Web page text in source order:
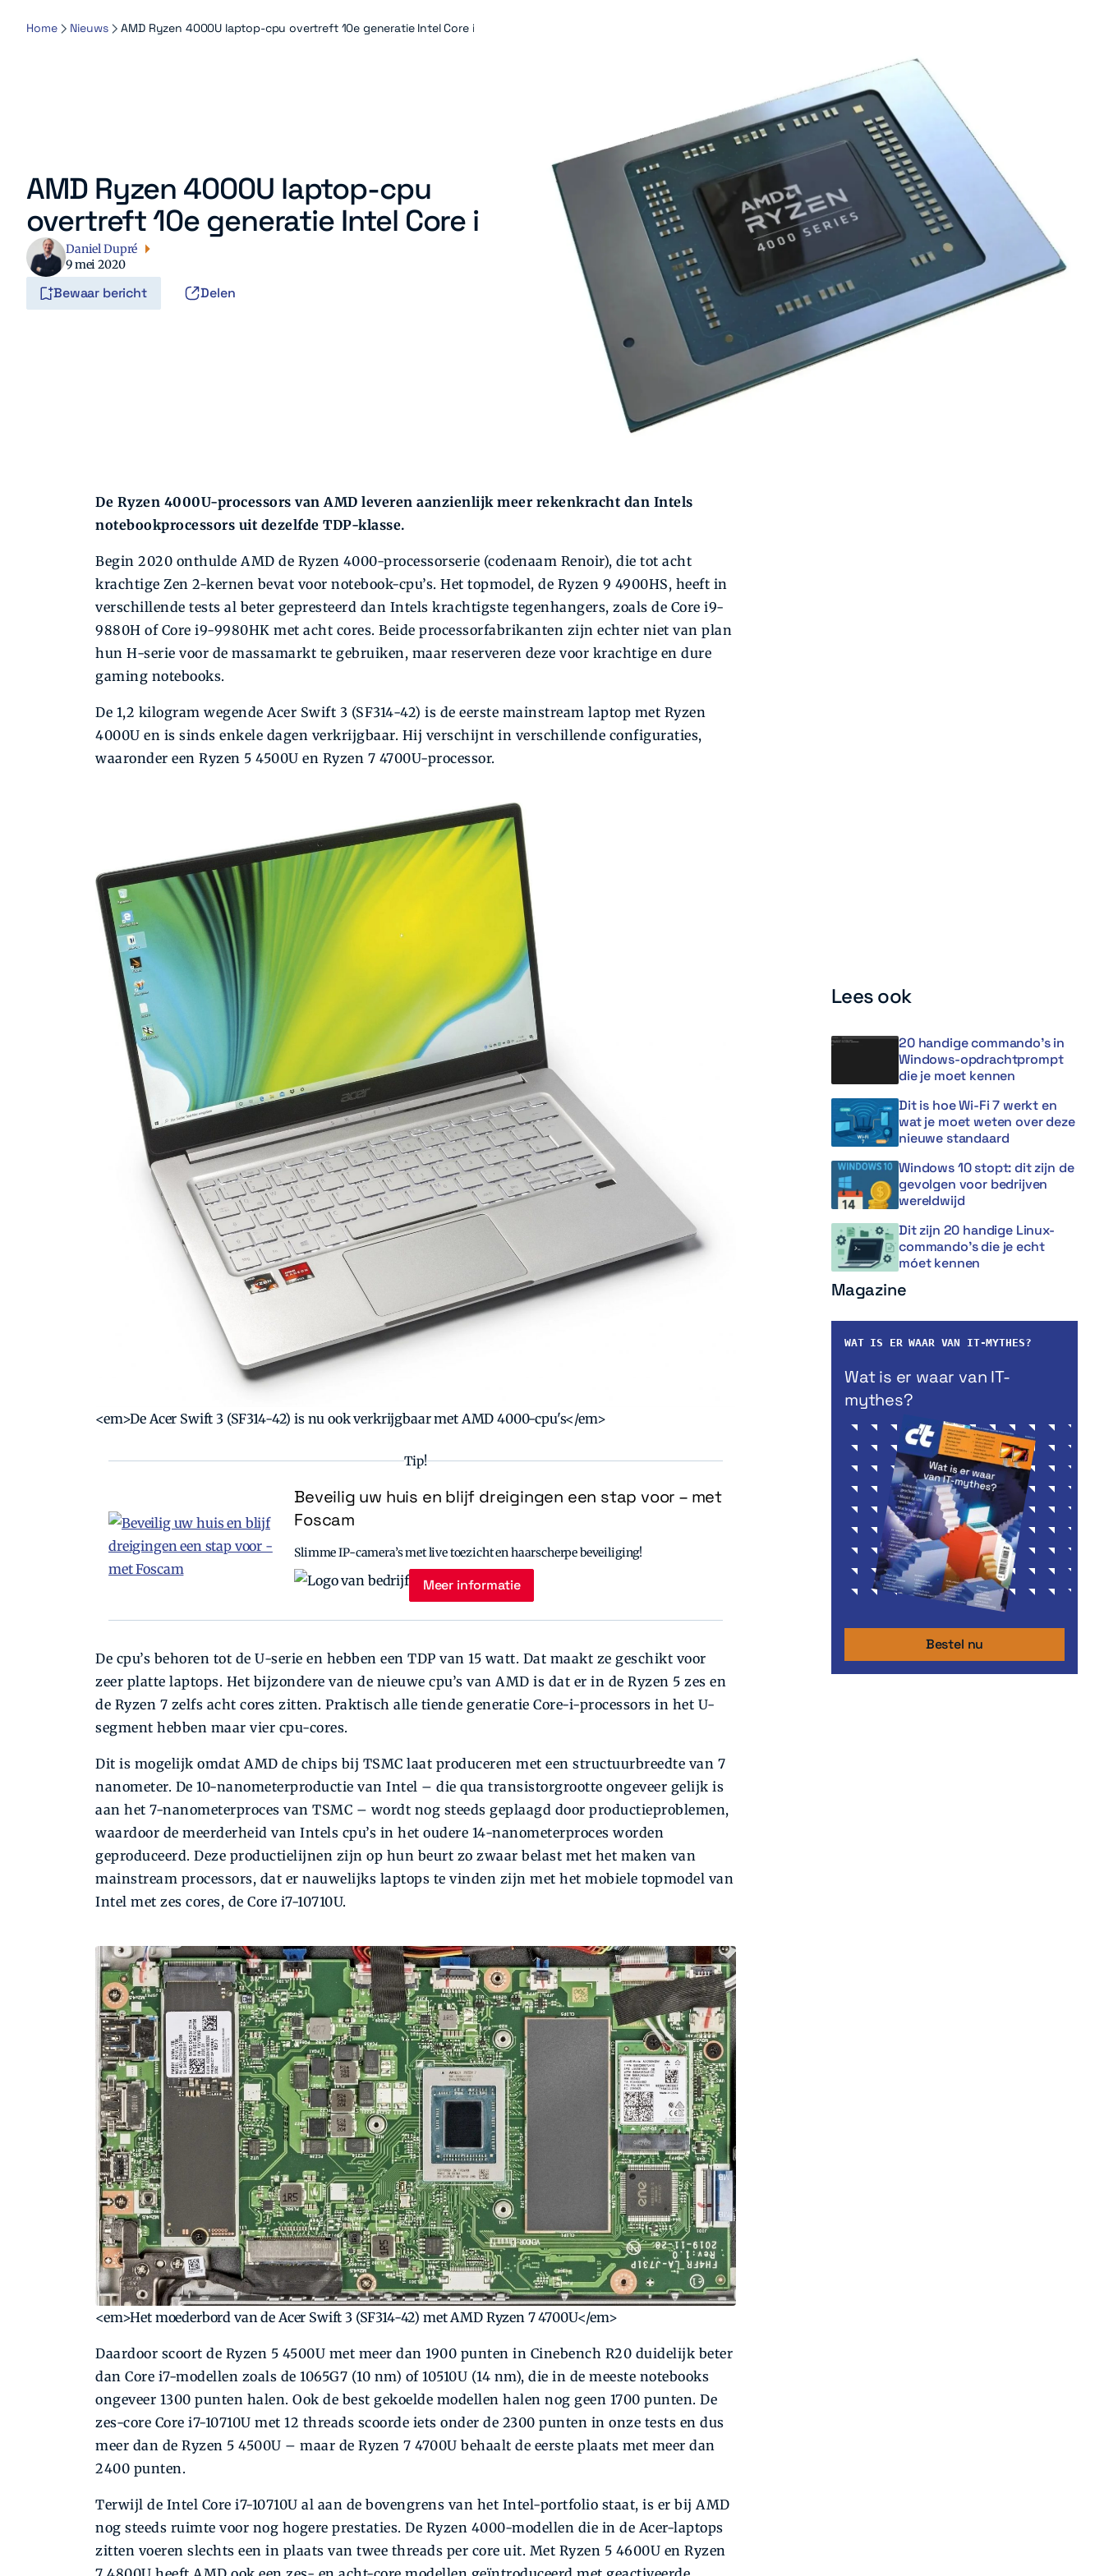
Home Nieuws AMD Ryzen 4000U laptop-cpu overtreft 10e generatie Intel Core i
AMD Ryzen 4000U laptop-cpu
overtreft 10e generatie Intel Core i
Daniel Dupré
9 mei 2020
Bewaar bericht Delen
De Ryzen 4000U-processors van AMD leveren aanzienlijk meer rekenkracht dan Intels
notebookprocessors uit dezelfde TDP-klasse.
Begin 2020 onthulde AMD de Ryzen 4000-processorserie (codenaam Renoir), die tot acht
krachtige Zen 2-kernen bevat voor notebook-cpu’s. Het topmodel, de Ryzen 9 4900HS, heeft in
verschillende tests al beter gepresteerd dan Intels krachtigste tegenhangers, zoals de Core i9-
9880H of Core i9-9980HK met acht cores. Beide processorfabrikanten zijn echter niet van plan
hun H-serie voor de massamarkt te gebruiken, maar reserveren deze voor krachtige en dure
gaming notebooks.
De 1,2 kilogram wegende Acer Swift 3 (SF314-42) is de eerste mainstream laptop met Ryzen
4000U en is sinds enkele dagen verkrijgbaar. Hij verschijnt in verschillende configuraties,
waaronder een Ryzen 5 4500U en Ryzen 7 4700U-processor.
<em>De Acer Swift 3 (SF314-42) is nu ook verkrijgbaar met AMD 4000-cpu's</em>
Tip!
Beveilig uw huis en blijf dreigingen een stap voor – met
Foscam
Slimme IP-camera’s met live toezicht en haarscherpe beveiliging!
Meer informatie
De cpu’s behoren tot de U-serie en hebben een TDP van 15 watt. Dat maakt ze geschikt voor
zeer platte laptops. Het bijzondere van de nieuwe cpu’s van AMD is dat er in de Ryzen 5 zes en
de Ryzen 7 zelfs acht cores zitten. Praktisch alle tiende generatie Core-i-processors in het U-
segment hebben maar vier cpu-cores.
Dit is mogelijk omdat AMD de chips bij TSMC laat produceren met een structuurbreedte van 7
nanometer. De 10-nanometerproductie van Intel – die qua transistorgrootte ongeveer gelijk is
aan het 7-nanometerproces van TSMC – wordt nog steeds geplaagd door productieproblemen,
waardoor de meerderheid van Intels cpu’s in het oudere 14-nanometerproces worden
geproduceerd. Deze productielijnen zijn op hun beurt zo zwaar belast met het maken van
mainstream processors, dat er nauwelijks laptops te vinden zijn met het mobiele topmodel van
Intel met zes cores, de Core i7-10710U.
<em>Het moederbord van de Acer Swift 3 (SF314-42) met AMD Ryzen 7 4700U</em>
Daardoor scoort de Ryzen 5 4500U met meer dan 1900 punten in Cinebench R20 duidelijk beter
dan Core i7-modellen zoals de 1065G7 (10 nm) of 10510U (14 nm), die in de meeste notebooks
ongeveer 1300 punten halen. Ook de best gekoelde modellen halen nog geen 1700 punten. De
zes-core Core i7-10710U met 12 threads scoorde iets onder de 2300 punten in onze tests en dus
meer dan de Ryzen 5 4500U – maar de Ryzen 7 4700U behaalt de eerste plaats met meer dan
2400 punten.
Terwijl de Intel Core i7-10710U al aan de bovengrens van het Intel-portfolio staat, is er bij AMD
nog steeds ruimte voor nog hogere prestaties. De Ryzen 4000-modellen die in de Acer-laptops
zitten voeren slechts een in plaats van twee threads per core uit. Met Ryzen 5 4600U en Ryzen
Lees ook
20 handige commando’s in
Windows-opdrachtprompt
die je moet kennen
Dit is hoe Wi-Fi 7 werkt en
wat je moet weten over deze
nieuwe standaard
Windows 10 stopt: dit zijn de
gevolgen voor bedrijven
wereldwijd
Dit zijn 20 handige Linux-
commando’s die je echt
móet kennen
Magazine
WAT IS ER WAAR VAN IT-MYTHES?
Wat is er waar van IT-
mythes?
Bestel nu